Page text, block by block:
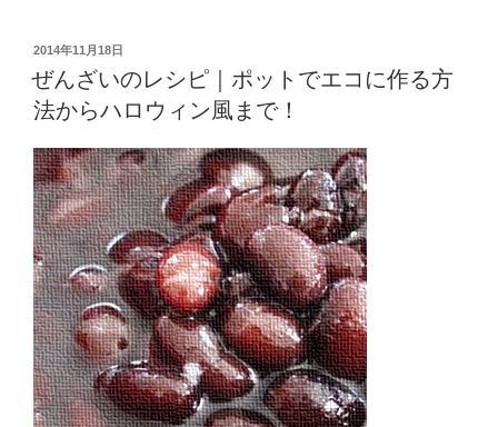
レ
シ
ピ
｜
豚
肉
と
サ
ツ
マ
イ
モ
で
ダ
シ
c
e
b
o
o
k
tt
er
投
稿
日:
2014年11月18日
ぜんざいのレシピ｜ポットでエコに作る方
法からハロウィン風まで！